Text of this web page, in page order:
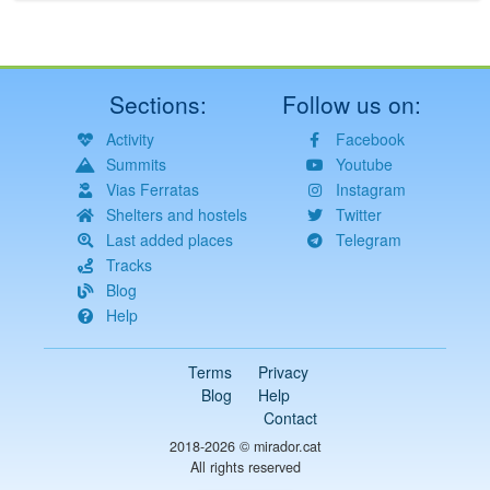
Sections:
Activity
Summits
Vias Ferratas
Shelters and hostels
Last added places
Tracks
Blog
Help
Follow us on:
Facebook
Youtube
Instagram
Twitter
Telegram
Terms
Privacy
Blog
Help
Contact
2018-2026 © mirador.cat
All rights reserved